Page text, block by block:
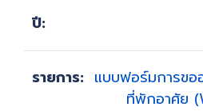
แบบฟอร์มการข
ที่พักอาศัย